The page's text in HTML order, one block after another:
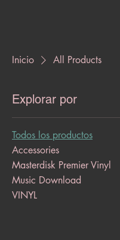
Inicio All Products
Explorar por
Todos los productos
Accessories
Masterdisk Premier Vinyl
Music Download
VINYL